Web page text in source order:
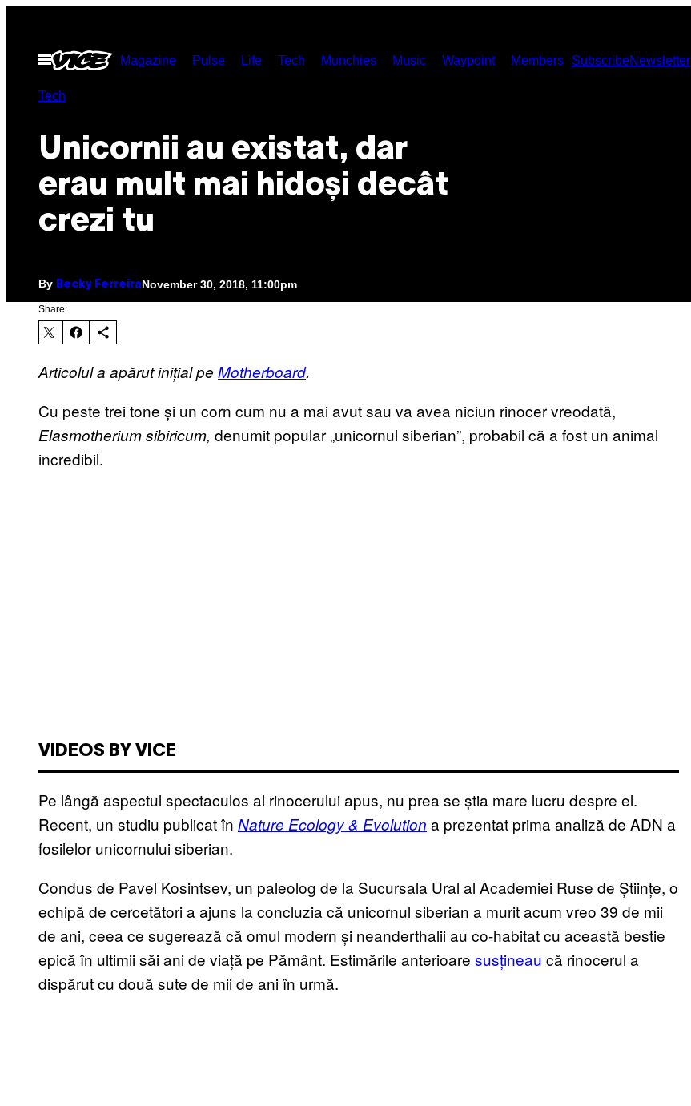
contentOpen
Menu
Magazine Pulse Life Tech Munchies Music Waypoint Members SubscribeNewsletter
Tech
Unicornii au existat, dar
erau mult mai hidoși decât
crezi tu
By Becky FerreiraNovember 30, 2018, 11:00pm
Share:
Articolul a apărut inițial pe Motherboard.
Cu peste trei tone și un corn cum nu a mai avut sau va avea niciun rinocer vreodată,
Elasmotherium sibiricum, denumit popular „unicornul siberian”, probabil că a fost un animal
incredibil.
VIDEOS BY VICE
Pe lângă aspectul spectaculos al rinocerului apus, nu prea se știa mare lucru despre el.
Recent, un studiu publicat în Nature Ecology & Evolution a prezentat prima analiză de ADN a
fosilelor unicornului siberian.
Condus de Pavel Kosintsev, un paleolog de la Sucursala Ural al Academiei Ruse de Științe, o
echipă de cercetători a ajuns la concluzia că unicornul siberian a murit acum vreo 39 de mii
de ani, ceea ce sugerează că omul modern și neanderthalii au co-habitat cu această bestie
epică în ultimii săi ani de viață pe Pământ. Estimările anterioare susțineau că rinocerul a
dispărut cu două sute de mii de ani în urmă.